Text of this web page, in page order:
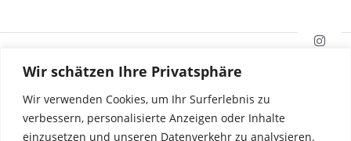
Wir schätzen Ihre Privatsphäre
Wir verwenden Cookies, um Ihr Surferlebnis zu
verbessern, personalisierte Anzeigen oder Inhalte
einzusetzen und unseren Datenverkehr zu analysieren.
Weißinger Straße 16